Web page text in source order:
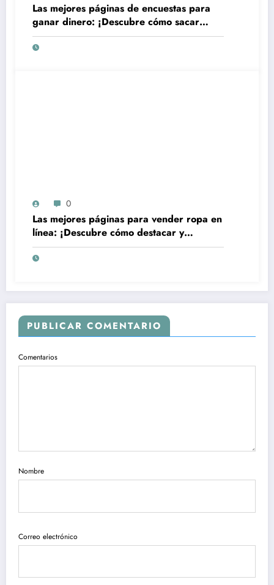
Las mejores páginas de encuestas para
ganar dinero: ¡Descubre cómo sacar
provecho de tu tiempo en línea!
0
Las mejores páginas para vender ropa en
línea: ¡Descubre cómo destacar y
aumentar tus ventas!
PUBLICAR COMENTARIO
Comentarios
Nombre
Correo electrónico